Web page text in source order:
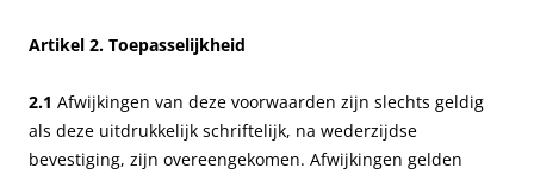
Artikel 2. Toepasselijkheid
2.1 Afwijkingen van deze voorwaarden zijn slechts geldig
als deze uitdrukkelijk schriftelijk, na wederzijdse
bevestiging, zijn overeengekomen. Afwijkingen gelden